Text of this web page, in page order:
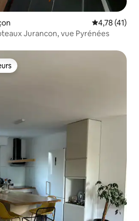
Évaluation
4,78 (41)
coteaux Jurancon, vue Pyrénées